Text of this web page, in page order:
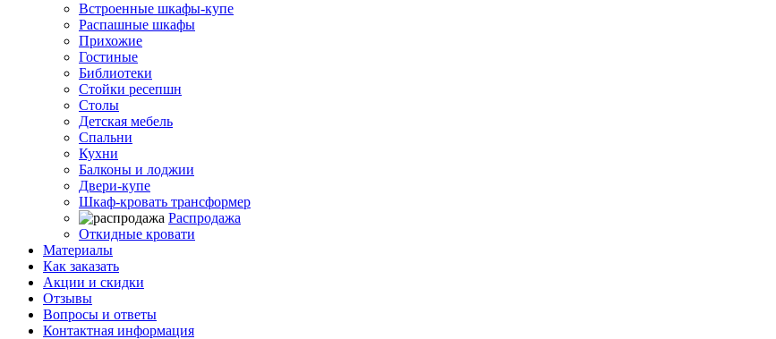
Встроенные шкафы-купе
Распашные шкафы
Прихожие
Гостиные
Библиотеки
Стойки ресепшн
Столы
Детская мебель
Спальни
Кухни
Балконы и лоджии
Двери-купе
Шкаф-кровать трансформер
Распродажа
Откидные кровати
Материалы
Как заказать
Акции и скидки
Отзывы
Вопросы и ответы
Контактная информация